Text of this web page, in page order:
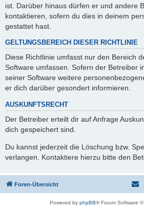
ist. Darüber hinaus dürfen er und andere
kontaktieren, sofern du dies in deinem
gestattet hast.
GELTUNGSBEREICH DIESER RICHTLINIE
Diese Richtlinie umfasst nur den Bereich
Software umfassen. Sofern der Betreiber
seiner Software weitere
er dich darüber gesondert informieren.
AUSKUNFTSRECHT
Der Betreiber erteilt dir auf Anfrage
dich gespeichert sind.
Du kannst jederzeit die Löschung bzw.
verlangen. Kontaktiere hierzu bitte den
Foren-Übersicht
Powered by phpBB® Forum Software